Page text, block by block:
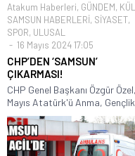
Atakum Haberleri, GÜNDEM,
SAMSUN HABERLERİ, SİYASET,
SPOR, ULUSAL
16 Mayıs 2024 17:05
CHP’DEN ‘SAMSUN’
ÇIKARMASI!
CHP Genel Başkanı Özgür
Mayıs Atatürk'ü Anma,